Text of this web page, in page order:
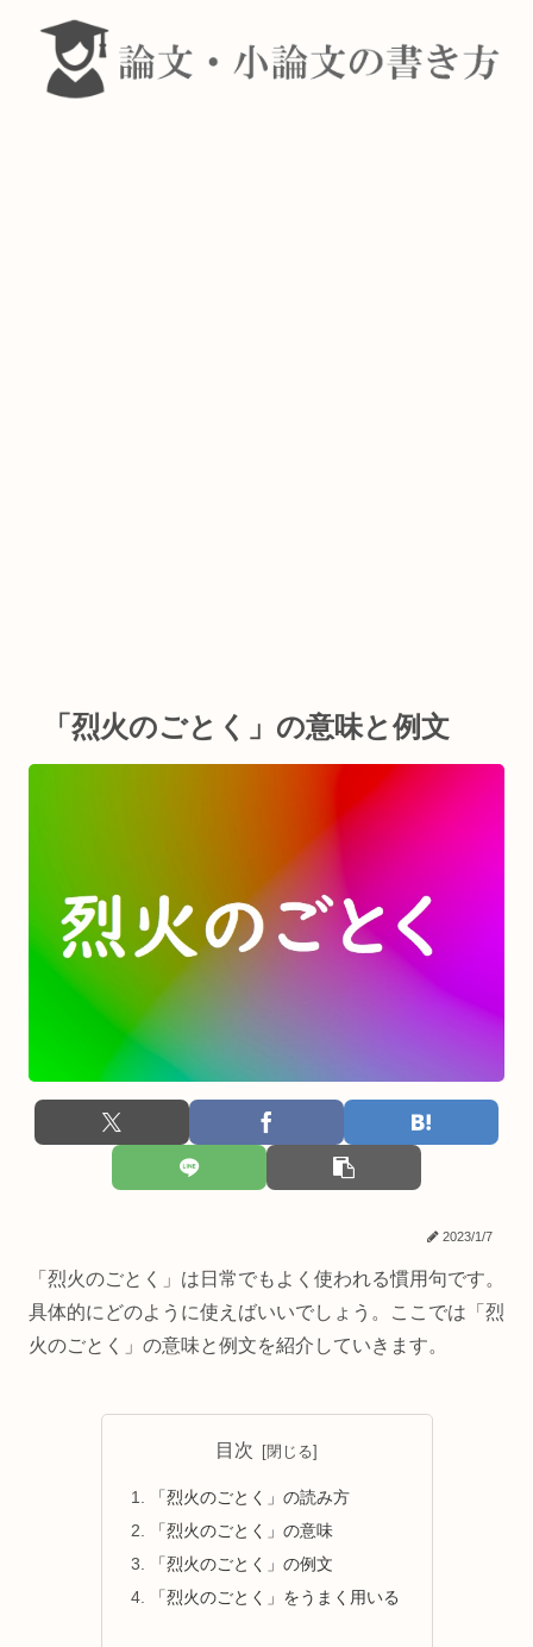
「烈火のごとく」の意味と例文
2023/1/7
「烈火のごとく」は日常でもよく使われる慣用句です。
具体的にどのように使えばいいでしょう。ここでは「烈
火のごとく」の意味と例文を紹介していきます。
目次
「烈火のごとく」の読み方
「烈火のごとく」の意味
「烈火のごとく」の例文
「烈火のごとく」をうまく用いる